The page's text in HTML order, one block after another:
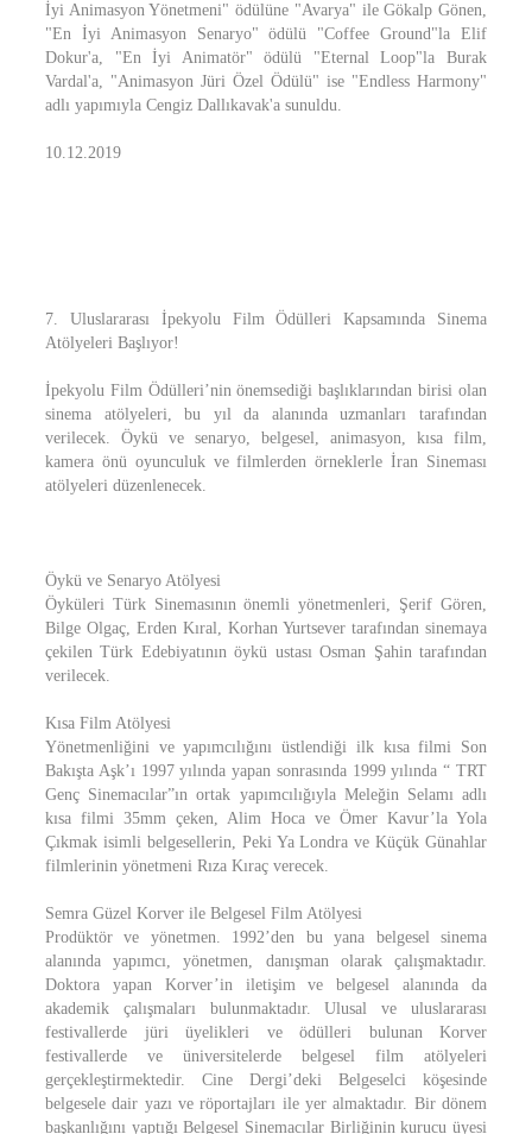
İyi Animasyon Yönetmeni" ödülüne "Avarya" ile Gökalp Gönen,
"En İyi Animasyon Senaryo" ödülü "Coffee Ground"la Elif
Dokur'a, "En İyi Animatör" ödülü "Eternal Loop"la Burak
Vardal'a, "Animasyon Jüri Özel Ödülü" ise "Endless Harmony"
adlı yapımıyla Cengiz Dallıkavak'a sunuldu.
10.12.2019
7. Uluslararası İpekyolu Film Ödülleri Kapsamında Sinema
Atölyeleri Başlıyor!
İpekyolu Film Ödülleri’nin önemsediği başlıklarından birisi olan
sinema atölyeleri, bu yıl da alanında uzmanları tarafından
verilecek. Öykü ve senaryo, belgesel, animasyon, kısa film,
kamera önü oyunculuk ve filmlerden örneklerle İran Sineması
atölyeleri düzenlenecek.
Öykü ve Senaryo Atölyesi
Öyküleri Türk Sinemasının önemli yönetmenleri, Şerif Gören,
Bilge Olgaç, Erden Kıral, Korhan Yurtsever tarafından sinemaya
çekilen Türk Edebiyatının öykü ustası Osman Şahin tarafından
verilecek.
Kısa Film Atölyesi
Yönetmenliğini ve yapımcılığını üstlendiği ilk kısa filmi Son
Bakışta Aşk’ı 1997 yılında yapan sonrasında 1999 yılında “ TRT
Genç Sinemacılar”ın ortak yapımcılığıyla Meleğin Selamı adlı
kısa filmi 35mm çeken, Alim Hoca ve Ömer Kavur’la Yola
Çıkmak isimli belgesellerin, Peki Ya Londra ve Küçük Günahlar
filmlerinin yönetmeni Rıza Kıraç verecek.
Semra Güzel Korver ile Belgesel Film Atölyesi
Prodüktör ve yönetmen. 1992’den bu yana belgesel sinema
alanında yapımcı, yönetmen, danışman olarak çalışmaktadır.
Doktora yapan Korver’in iletişim ve belgesel alanında da
akademik çalışmaları bulunmaktadır. Ulusal ve uluslararası
festivallerde jüri üyelikleri ve ödülleri bulunan Korver
festivallerde ve üniversitelerde belgesel film atölyeleri
gerçekleştirmektedir. Cine Dergi’deki Belgeselci köşesinde
belgesele dair yazı ve röportajları ile yer almaktadır. Bir dönem
başkanlığını yaptığı Belgesel Sinemacılar Birliğinin kurucu üyesi